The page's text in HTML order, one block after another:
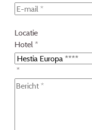
Locatie
Hotel *
*